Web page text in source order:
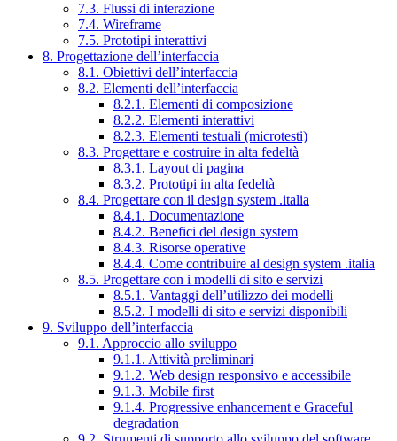
7.3. Flussi di interazione
7.4. Wireframe
7.5. Prototipi interattivi
8. Progettazione dell’interfaccia
8.1. Obiettivi dell’interfaccia
8.2. Elementi dell’interfaccia
8.2.1. Elementi di composizione
8.2.2. Elementi interattivi
8.2.3. Elementi testuali (microtesti)
8.3. Progettare e costruire in alta fedeltà
8.3.1. Layout di pagina
8.3.2. Prototipi in alta fedeltà
8.4. Progettare con il design system .italia
8.4.1. Documentazione
8.4.2. Benefici del design system
8.4.3. Risorse operative
8.4.4. Come contribuire al design system .italia
8.5. Progettare con i modelli di sito e servizi
8.5.1. Vantaggi dell’utilizzo dei modelli
8.5.2. I modelli di sito e servizi disponibili
9. Sviluppo dell’interfaccia
9.1. Approccio allo sviluppo
9.1.1. Attività preliminari
9.1.2. Web design responsivo e accessibile
9.1.3. Mobile first
9.1.4. Progressive enhancement e Graceful
degradation